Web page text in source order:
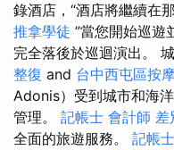
錄酒店，“酒店將繼續在
推拿學徒 ”當您開始巡遊
完全落後於巡迴演出。
整復 and 台中西屯區按
Adonis）受到城市和海
管理。 記帳士 會計師 差
全面的旅遊服務。 記帳